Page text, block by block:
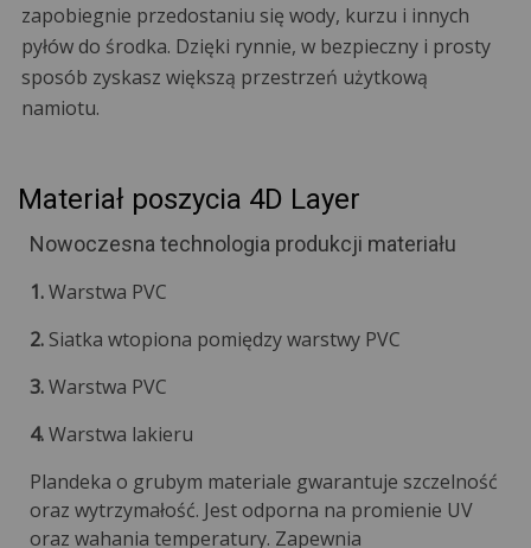
zapobiegnie przedostaniu się wody, kurzu i innych
pyłów do środka. Dzięki rynnie, w bezpieczny i prosty
sposób zyskasz większą przestrzeń użytkową
namiotu.
Materiał poszycia 4D Layer
Nowoczesna technologia produkcji materiału
1.Warstwa PVC
2. Siatka wtopiona pomiędzy warstwy PVC
3.Warstwa PVC
4.Warstwa lakieru
Plandeka o grubym materiale gwarantuje szczelność
oraz wytrzymałość. Jest odporna na promienie UV
oraz wahania temperatury. Zapewnia